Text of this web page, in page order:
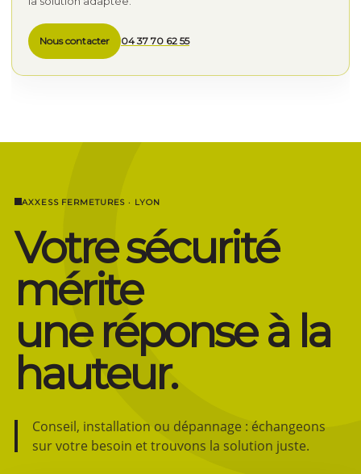
Nous contacter 04 37 70 62 55
AXXESS FERMETURES · LYON
Votre sécurité
mérite
une réponse à la
hauteur.
Conseil, installation ou dépannage : échangeons
sur votre besoin et trouvons la solution juste.